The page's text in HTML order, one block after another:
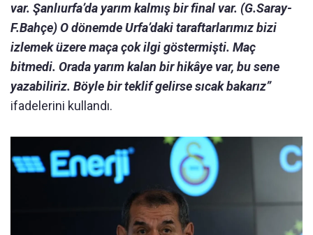
var. Şanlıurfa’da yarım kalmış bir final var. (G.Saray-
F.Bahçe) O dönemde Urfa’daki taraftarlarımız bizi
izlemek üzere maça çok ilgi göstermişti. Maç
bitmedi. Orada yarım kalan bir hikâye var, bu sene
yazabiliriz. Böyle bir teklif gelirse sıcak bakarız”
ifadelerini kullandı.